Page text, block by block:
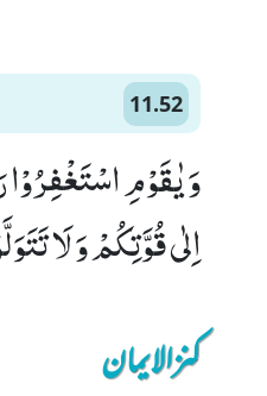
11.52
وَ یٰقَوْمِ
اِلٰى قُوَّتِكُمْ وَ لَا
کنزالایمان